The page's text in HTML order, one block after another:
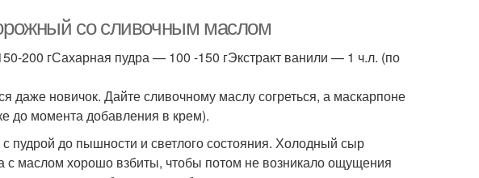
со сливочным маслом
200 гСахарная пудра — 100 -150 гЭкстракт ванили — 1 ч.л. (по
даже новичок. Дайте сливочному маслу согреться, а маскарпоне
до момента добавления в крем).
пудрой до пышности и светлого состояния. Холодный сыр
с маслом хорошо взбиты, чтобы потом не возникало ощущения